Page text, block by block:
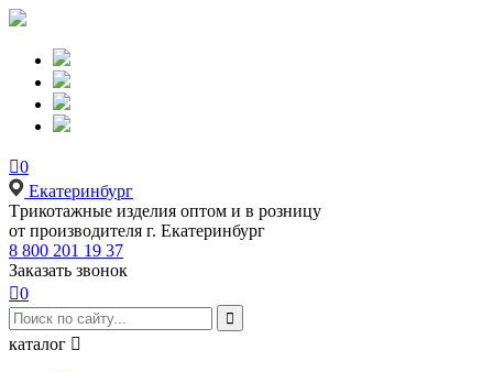
0
Екатеринбург
Tрикотажные изделия оптом и в розницу
от производителя г. Екатеринбург
8 800 201 19 37
Заказать звонок
0

каталог 